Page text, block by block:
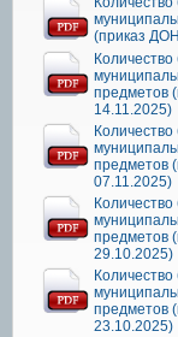
(приказ
предметов
14.11.2025)
предметов
07.11.2025)
предметов
29.10.2025)
предметов
23.10.2025)